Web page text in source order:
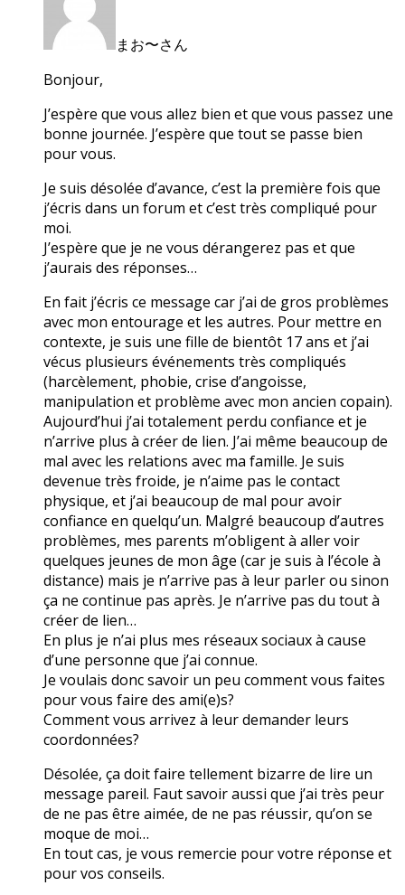
まお〜さん
Bonjour,
J’espère que vous allez bien et que vous passez une
bonne journée. J’espère que tout se passe bien
pour vous.
Je suis désolée d’avance, c’est la première fois que
j’écris dans un forum et c’est très compliqué pour
moi.
J’espère que je ne vous dérangerez pas et que
j’aurais des réponses…
En fait j’écris ce message car j’ai de gros problèmes
avec mon entourage et les autres. Pour mettre en
contexte, je suis une fille de bientôt 17 ans et j’ai
vécus plusieurs événements très compliqués
(harcèlement, phobie, crise d’angoisse,
manipulation et problème avec mon ancien copain).
Aujourd’hui j’ai totalement perdu confiance et je
n’arrive plus à créer de lien. J’ai même beaucoup de
mal avec les relations avec ma famille. Je suis
devenue très froide, je n’aime pas le contact
physique, et j’ai beaucoup de mal pour avoir
confiance en quelqu’un. Malgré beaucoup d’autres
problèmes, mes parents m’obligent à aller voir
quelques jeunes de mon âge (car je suis à l’école à
distance) mais je n’arrive pas à leur parler ou sinon
ça ne continue pas après. Je n’arrive pas du tout à
créer de lien…
En plus je n’ai plus mes réseaux sociaux à cause
d’une personne que j’ai connue.
Je voulais donc savoir un peu comment vous faites
pour vous faire des ami(e)s?
Comment vous arrivez à leur demander leurs
coordonnées?
Désolée, ça doit faire tellement bizarre de lire un
message pareil. Faut savoir aussi que j’ai très peur
de ne pas être aimée, de ne pas réussir, qu’on se
moque de moi…
En tout cas, je vous remercie pour votre réponse et
pour vos conseils.